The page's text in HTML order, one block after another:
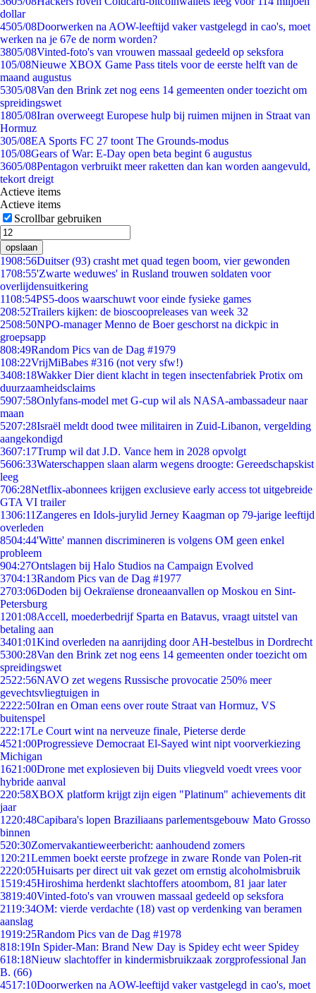
dollar
4505/08Doorwerken na AOW-leeftijd vaker vastgelegd in cao's, moet
werken na je 67e de norm worden?
3805/08Vinted-foto's van vrouwen massaal gedeeld op seksfora
105/08Nieuwe XBOX Game Pass titels voor de eerste helft van de
maand augustus
5305/08Van den Brink zet nog eens 14 gemeenten onder toezicht om
spreidingswet
1805/08Iran overweegt Europese hulp bij ruimen mijnen in Straat van
Hormuz
305/08EA Sports FC 27 toont The Grounds-modus
105/08Gears of War: E-Day open beta begint 6 augustus
3605/08Pentagon verbruikt meer raketten dan kan worden aangevuld,
tekort dreigt
Actieve items
Actieve items
Scrollbar gebruiken
opslaan
1908:56Duitser (93) crasht met quad tegen boom, vier gewonden
1708:55'Zwarte weduwes' in Rusland trouwen soldaten voor
overlijdensuitkering
1108:54PS5-doos waarschuwt voor einde fysieke games
208:52Trailers kijken: de bioscoopreleases van week 32
2508:50NPO-manager Menno de Boer geschorst na dickpic in
groepsapp
808:49Random Pics van de Dag #1979
108:22VrijMiBabes #316 (not very sfw!)
3408:18Wakker Dier dient klacht in tegen insectenfabriek Protix om
duurzaamheidsclaims
5907:58Onlyfans-model met G-cup wil als NASA-ambassadeur naar
maan
5207:28Israël meldt dood twee militairen in Zuid-Libanon, vergelding
aangekondigd
3607:17Trump wil dat J.D. Vance hem in 2028 opvolgt
5606:33Waterschappen slaan alarm wegens droogte: Gereedschapskist
leeg
706:28Netflix-abonnees krijgen exclusieve early access tot uitgebreide
GTA VI trailer
1306:11 Zangeres en Idols-jurylid Jerney Kaagman op 79-jarige leeftijd
overleden
8504:44'Witte' mannen discrimineren is volgens OM geen enkel
probleem
904:27Ontslagen bij Halo Studios na Campaign Evolved
3704:13Random Pics van de Dag #1977
2703:06Doden bij Oekraïense droneaanvallen op Moskou en Sint-
Petersburg
1201:08Accell, moederbedrijf Sparta en Batavus, vraagt uitstel van
betaling aan
3401:01Kind overleden na aanrijding door AH-bestelbus in Dordrecht
5300:28Van den Brink zet nog eens 14 gemeenten onder toezicht om
spreidingswet
2522:56NAVO zet wegens Russische provocatie 250% meer
gevechtsvliegtuigen in
2222:50Iran en Oman eens over route Straat van Hormuz, VS
buitenspel
222:17Le Court wint na nerveuze finale, Pieterse derde
4521:00Progressieve Democraat El-Sayed wint nipt voorverkiezing
Michigan
1621:00Drone met explosieven bij Duits vliegveld voedt vrees voor
hybride aanval
220:58XBOX platform krijgt zijn eigen "Platinum" achievements dit
jaar
1220:48Capibara's lopen Braziliaans parlementsgebouw Mato Grosso
binnen
520:30Zomervakantieweerbericht: aanhoudend zomers
1 20:21Lemmen boekt eerste profzege in zware Ronde van Polen-rit
2220:05Huisarts per direct uit vak gezet om ernstig alcoholmisbruik
1519:45Hiroshima herdenkt slachtoffers atoombom, 81 jaar later
3819:40Vinted-foto's van vrouwen massaal gedeeld op seksfora
2119:34OM: vierde verdachte (18) vast op verdenking van beramen
aanslag
1919:25Random Pics van de Dag #1978
818:19In Spider-Man: Brand New Day is Spidey echt weer Spidey
618:18Nieuw slachtoffer in kindermisbruikzaak zorgprofessional Jan
B. (66)
4517:10Doorwerken na AOW-leeftijd vaker vastgelegd in cao's, moet